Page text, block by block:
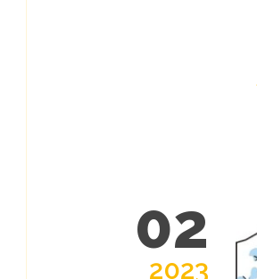
02
2023